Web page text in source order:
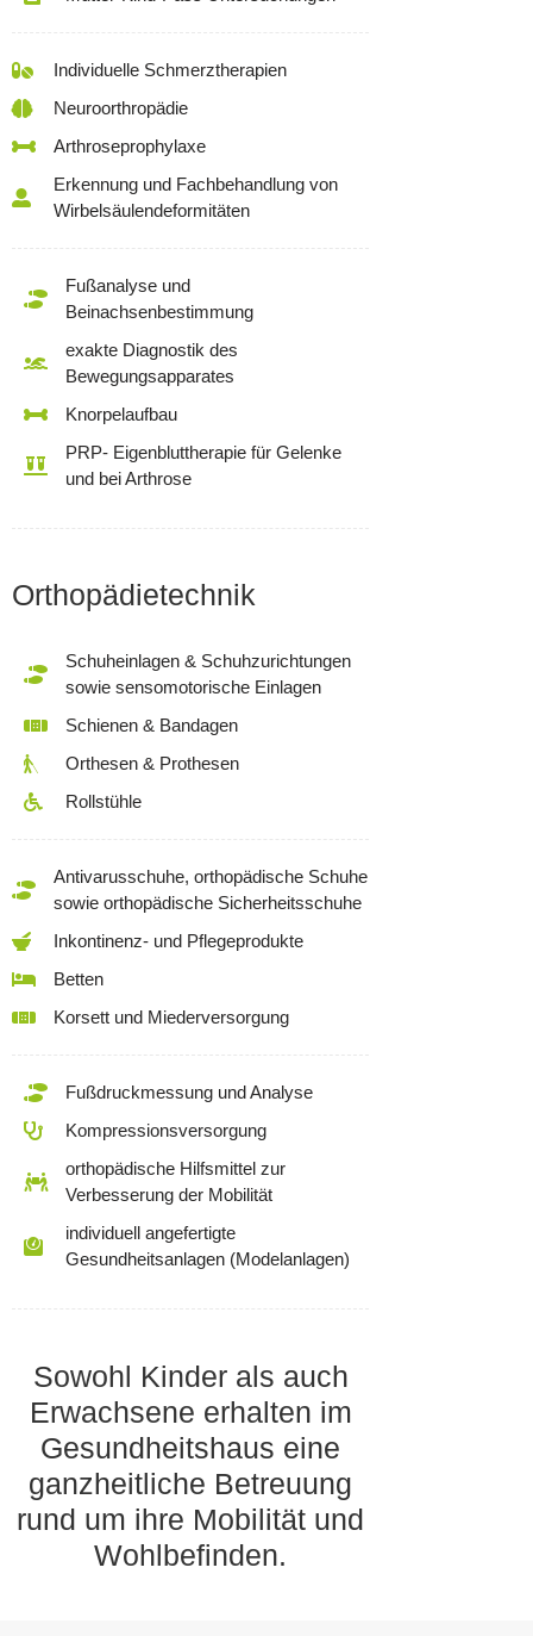
Individuelle Schmerztherapien
Neuroorthropädie
Arthroseprophylaxe
Erkennung und Fachbehandlung von
Wirbelsäulendeformitäten
Fußanalyse und
Beinachsenbestimmung
exakte Diagnostik des
Bewegungsapparates
Knorpelaufbau
PRP- Eigenbluttherapie für Gelenke
und bei Arthrose
Orthopädietechnik
Schuheinlagen & Schuhzurichtungen
sowie sensomotorische Einlagen
Schienen & Bandagen
Orthesen & Prothesen
Rollstühle
Antivarusschuhe, orthopädische Schuhe
sowie orthopädische Sicherheitsschuhe
Inkontinenz- und Pflegeprodukte
Betten
Korsett und Miederversorgung
Fußdruckmessung und Analyse
Kompressionsversorgung
orthopädische Hilfsmittel zur
Verbesserung der Mobilität
individuell angefertigte
Gesundheitsanlagen (Modelanlagen)
Sowohl Kinder als auch
Erwachsene erhalten im
Gesundheitshaus eine
ganzheitliche Betreuung
rund um ihre Mobilität und
Wohlbefinden.